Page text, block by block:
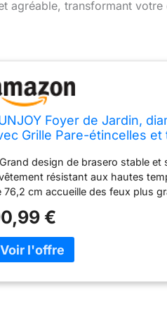
agréable, transformant
Foyer de Jardin,
Grille Pare-étincelles
Grand design de brasero stable
résistant aux hautes
76,2 cm accueille des feux plus
de 28 cm, il est parfait
sapin de Noël & ventilation
Noël crée, une fois allumé, une
Même éteint, il
Une ventilation efficace
€